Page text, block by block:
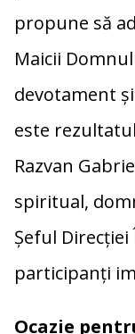
k k
propune să
Maicii
devotament
este
Razvan
spiritual,
Șeful
participanți
Ocazie